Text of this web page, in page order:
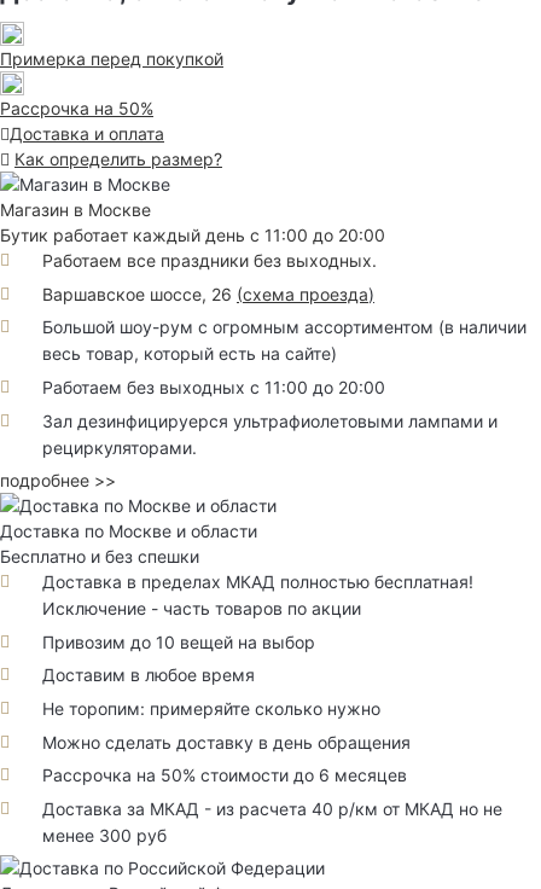
Примерка перед покупкой
Рассрочка на 50%
Доставка и оплата
Как определить размер?
Магазин в Москве
Бутик работает каждый день с 11:00 до 20:00
Работаем все праздники без выходных.
Варшавское шоссе, 26 (схема проезда)
Большой шоу-рум с огромным ассортиментом (в наличии
весь товар, который есть на сайте)
Работаем без выходных с 11:00 до 20:00
Зал дезинфицируерся ультрафиолетовыми лампами и
рециркуляторами.
подробнее >>
Доставка по Москве и области
Бесплатно и без спешки
Доставка в пределах МКАД полностью бесплатная!
Исключение - часть товаров по акции
Привозим до 10 вещей на выбор
Доставим в любое время
Не торопим: примеряйте сколько нужно
Можно сделать доставку в день обращения
Рассрочка на 50% стоимости до 6 месяцев
Доставка за МКАД - из расчета 40 р/км от МКАД но не
менее 300 руб